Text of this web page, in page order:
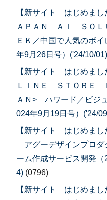
【新サイト はじめま
ＡＰＡＮ ＡＩ ＳＯＬ
ＥＫ／中国で人気のボ
年9月26日号）('24/10/01)
【新サイト はじめま
ＬＩＮＥ ＳＴＯＲＥ
ＡＮ> ハワード／ビジ
024年9月19日号）('24/
【新サイト はじめま
アグーデザインプロダ
ーム作成サービス開発
4) (0796)
【新サイト はじめま